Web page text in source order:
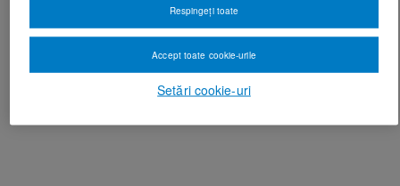
Setări cookie-uri
Respingeți toate
Accept toate cookie-urile